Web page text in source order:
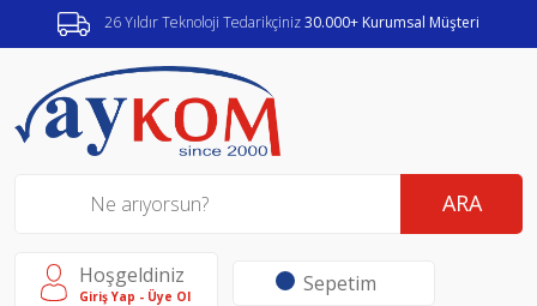
26 Yıldır Teknoloji Tedarikçiniz30.000+ Kurumsal Müşteri
ARA
Hoşgeldiniz
Giriş Yap - Üye Ol Sepetim